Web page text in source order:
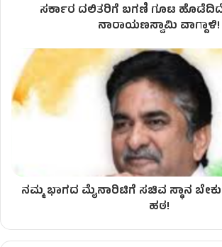
ಸರ್ಕಾರ ದಲಿತರಿಗೆ ಬಗಣಿ ಗೂಟ
ನಾರಾಯಣಸ್ವಾಮಿ ವಾಗ್ದಾಳಿ!
ನಮ್ಮ ಭಾಗದ ಮೈನಾರಿಟಿಗೆ ಸಚಿವ ಸ್ಥಾನ
ಹಠ!